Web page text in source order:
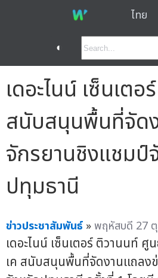
ไทย
◐
เดอะไนน์ เซ็นเต
สนับสนุนพื้นที่จัด
จักรยานชิงแชมป์
ปทุมธานี
ข่าวประชาสัมพันธ์ »พฤหัสบดี 27
เดอะไนน์ เซ็นเตอร์ ติวานนท์ ศู
เค สนับสนุนพื้นที่จัดงานแถลง